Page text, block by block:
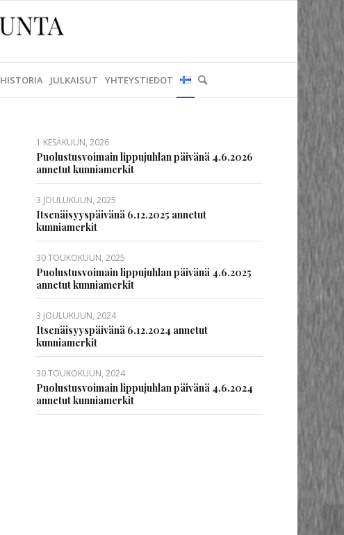
HISTORIA JULKAISUT YHTEYSTIEDOT
1 KESÄKUUN, 2026
Puolustusvoimain lippujuhlan päivänä 4.6.2026
annetut kunniamerkit
3 JOULUKUUN, 2025
Itsenäisyyspäivänä 6.12.2025 annetut
kunniamerkit
30 TOUKOKUUN, 2025
Puolustusvoimain lippujuhlan päivänä 4.6.2025
annetut kunniamerkit
3 JOULUKUUN, 2024
Itsenäisyyspäivänä 6.12.2024 annetut
kunniamerkit
30 TOUKOKUUN, 2024
Puolustusvoimain lippujuhlan päivänä 4.6.2024
annetut kunniamerkit